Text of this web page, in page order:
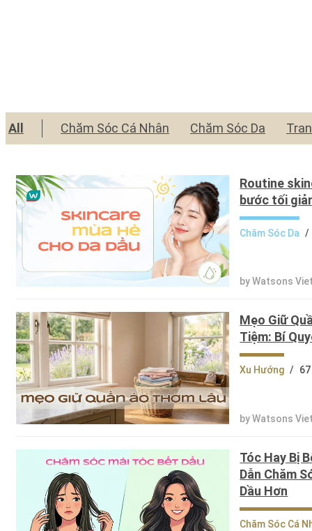
All Chăm Sóc Cá Nhân Chăm Sóc Da
Routine
bước tối
Chăm Sóc Da /
by Watsons
Mẹo Giữ
Tiệm: Bí
Xu Hướng /
by Watsons
Tóc Hay Bị
Dẫn Chăm
Dầu Hơn
Chăm Sóc Cá